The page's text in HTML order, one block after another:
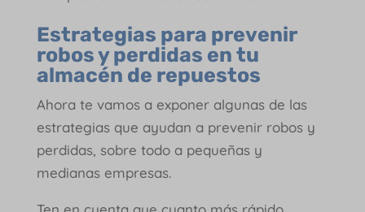
Estrategias para prevenir
robos y perdidas en tu
almacén de repuestos
Ahora te vamos a exponer algunas de las
estrategias que ayudan a prevenir robos y
perdidas, sobre todo a pequeñas y
medianas empresas.